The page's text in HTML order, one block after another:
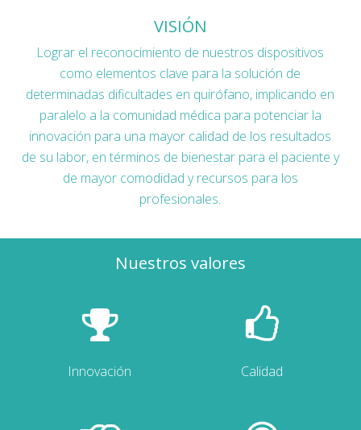
VISIÓN
Lograr el reconocimiento de nuestros dispositivos
como elementos clave para la solución de
determinadas dificultades en quirófano, implicando en
paralelo a la comunidad médica para potenciar la
innovación para una mayor calidad de los resultados
de su labor, en términos de bienestar para el paciente y
de mayor comodidad y recursos para los
profesionales.
Nuestros valores
Innovación Calidad